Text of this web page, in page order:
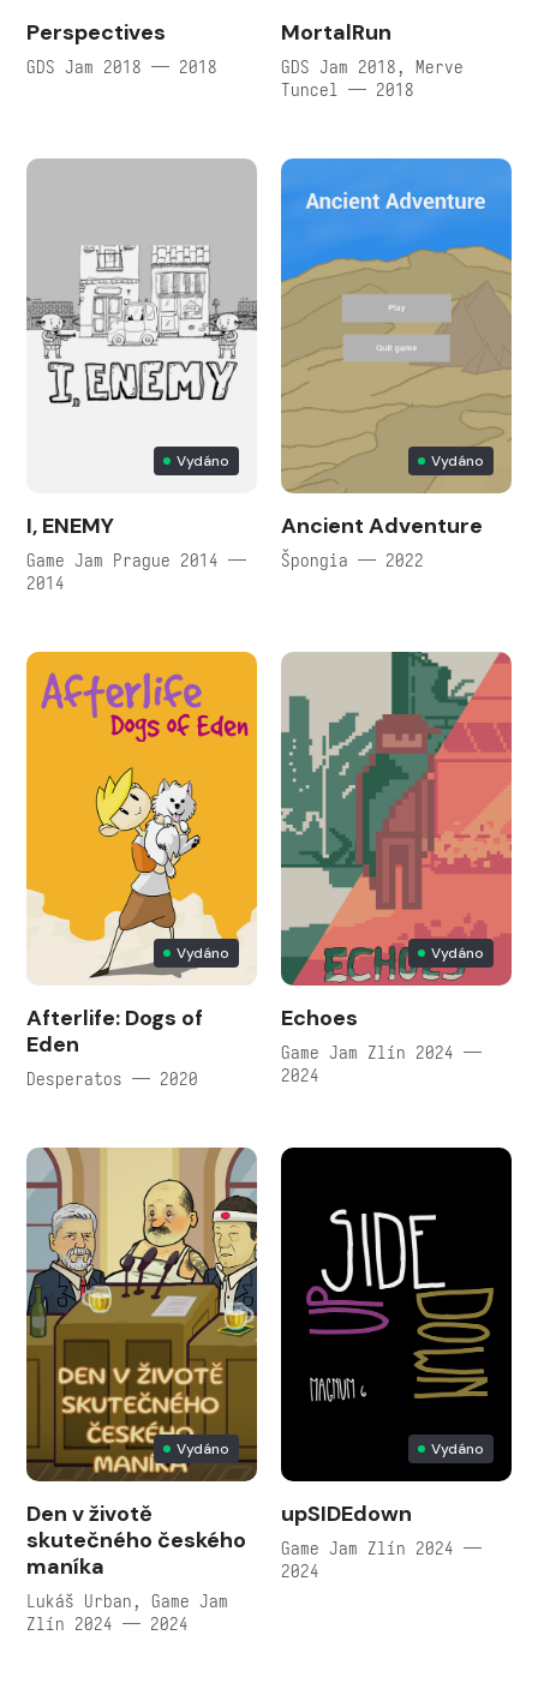
Perspectives
GDS Jam 2018 — 2018
MortalRun
GDS Jam 2018, Merve
Tuncel — 2018
Vydáno
I, ENEMY
Game Jam Prague 2014 —
2014
Vydáno
Ancient Adventure
Špongia — 2022
Vydáno
Afterlife: Dogs of
Eden
Desperatos — 2020
Vydáno
Echoes
Game Jam Zlín 2024 —
2024
Vydáno
Den v životě
skutečného českého
maníka
Lukáš Urban, Game Jam
Zlín 2024 — 2024
Vydáno
upSIDEdown
Game Jam Zlín 2024 —
2024